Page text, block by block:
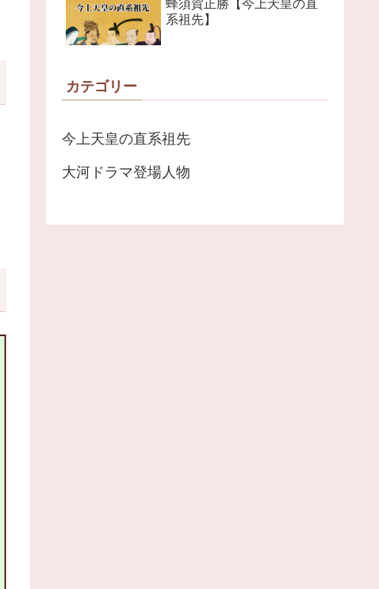
蜂須賀正勝【今上天皇の直
系祖先】
カテゴリー
今上天皇の直系祖先
大河ドラマ登場人物